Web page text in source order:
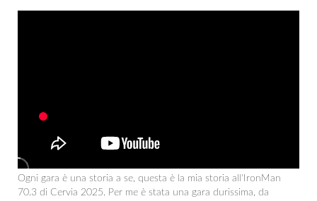
Ogni gara è una storia a se, questa è la mia storia all'IronMan
70.3 di Cervia 2025. Per me è stata una gara durissima, da